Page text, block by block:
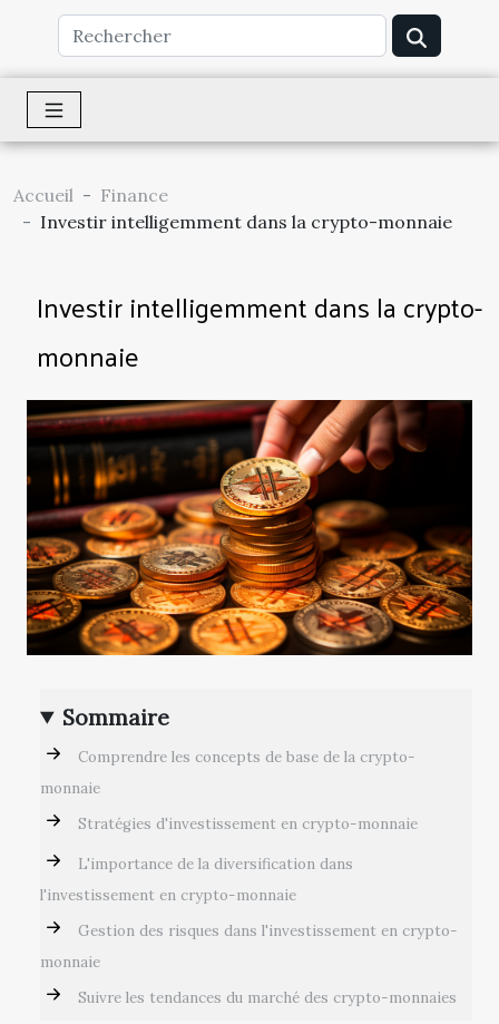
Accueil
Finance
Investir intelligemment dans la crypto-monnaie
Investir intelligemment dans la crypto-
monnaie
Sommaire
Comprendre les concepts de base de la crypto-
monnaie
Stratégies d'investissement en crypto-monnaie
L'importance de la diversification dans
l'investissement en crypto-monnaie
Gestion des risques dans l'investissement en crypto-
monnaie
Suivre les tendances du marché des crypto-monnaies